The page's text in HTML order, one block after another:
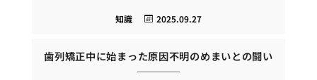
2025.09.27
知識
歯列矯正中に始まった原因不明のめまいとの闘い